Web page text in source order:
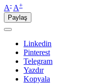
A- A+
Paylaş
Linkedin
Pinterest
Telegram
Yazdır
Kopyala